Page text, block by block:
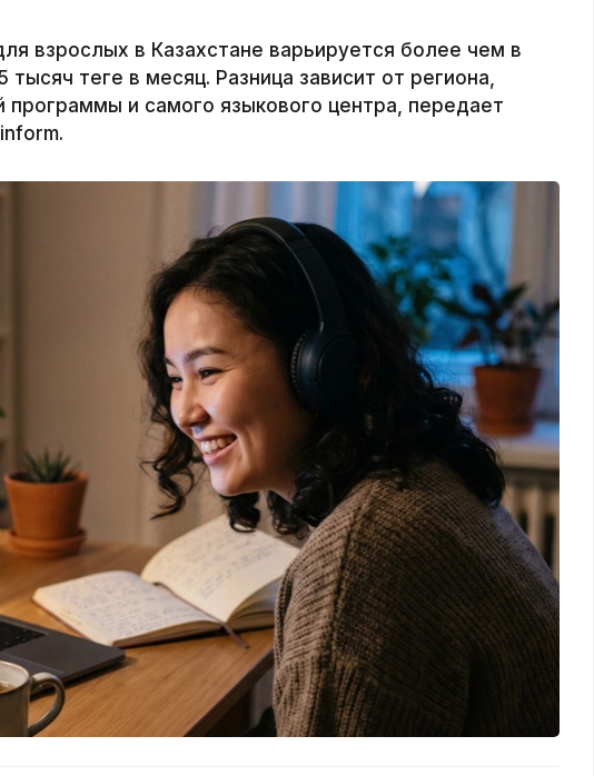
взрослых в Казахстане варьируется более чем в
теңге в месяц. Разница зависит от региона,
и самого языкового центра, передает